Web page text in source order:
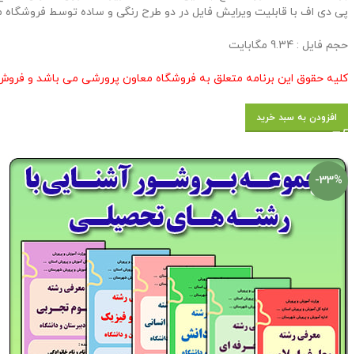
پی دی اف با قابلیت ویرایش فایل در دو طرح رنگی و ساده توسط فروشگاه
حجم فايل : 9.34 مگابايت
کلیه حقوق این برنامه متعلق به فروشگاه معاون پرورشی می باشد و
افزودن به سبد خرید
-33%